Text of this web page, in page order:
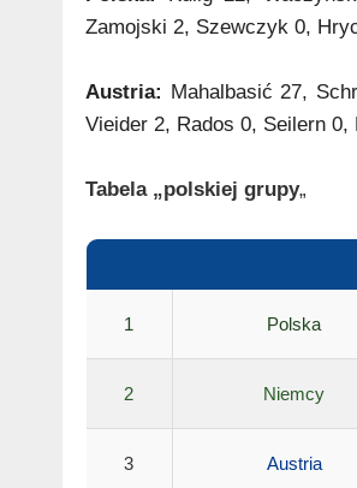
Zamojski 2, Szewczyk 0,
Austria: Mahalbasić 27,
Vieider 2, Rados 0, Seilern 0,
Tabela „polskiej grupy„
1 Polska
2 Niemcy
3 Austria